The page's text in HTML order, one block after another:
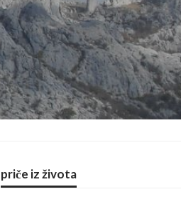
priče iz života